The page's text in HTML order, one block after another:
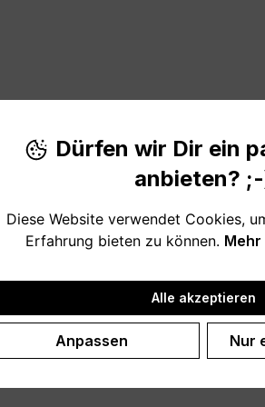
für alle Hundebesitzer.
oder den Hundepapa. Oder
Dürfen wir Dir ein
anbieten?
Diese Website verwendet Cookies,
Erfahrung bieten zu können. Mehr
Alle akzeptieren
Anpassen Nur